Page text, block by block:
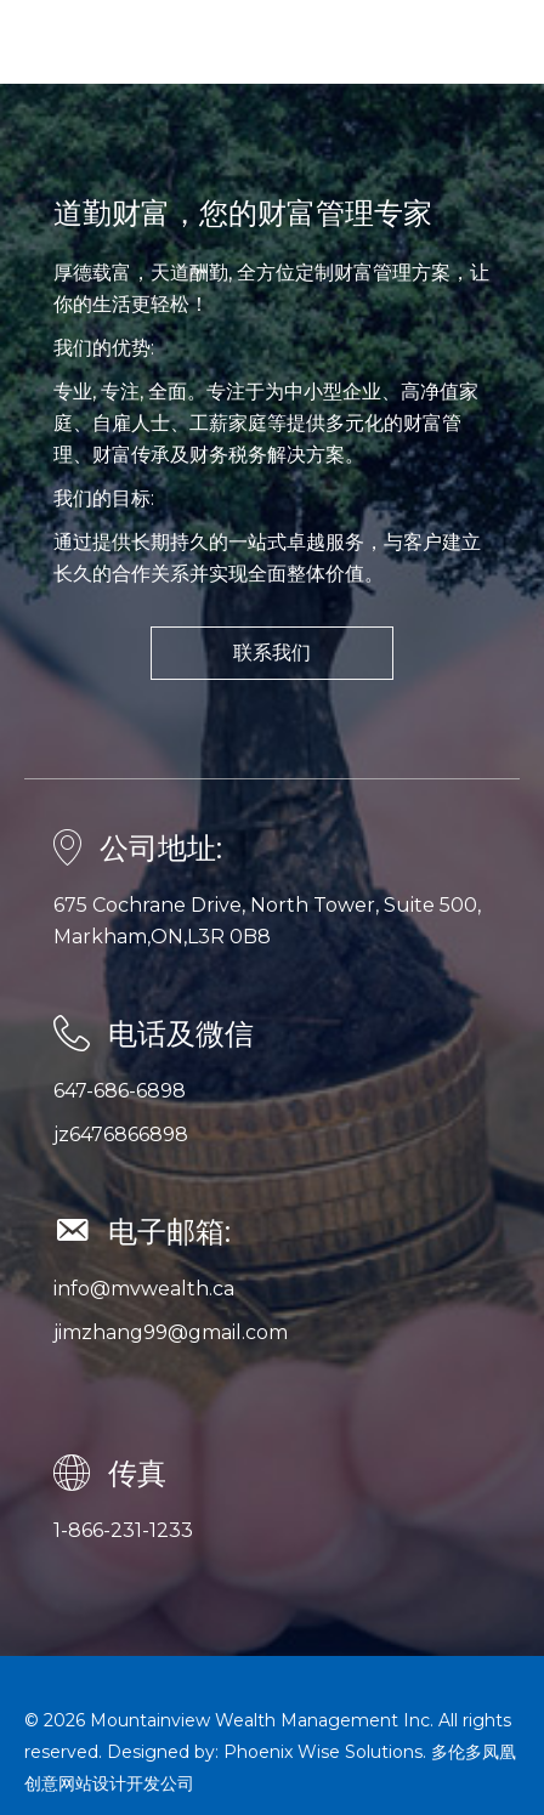
道勤财富，您的财富管理专家
厚德载富，天道酬勤, 全方位定制财富管理方案，让
你的生活更轻松！
我们的优势:
专业, 专注, 全面。专注于为中小型企业、高净值家
庭、自雇人士、工薪家庭等提供多元化的财富管
理、财富传承及财务税务解决方案。
我们的目标:
通过提供长期持久的一站式卓越服务，与客户建立
长久的合作关系并实现全面整体价值。
联系我们
公司地址:
675 Cochrane Drive, North Tower, Suite 500,
Markham,ON,L3R 0B8
电话及微信
647-686-6898
jz6476866898
电子邮箱:
info@mvwealth.ca
jimzhang99@gmail.com
传真
1-866-231-1233
© 2026 Mountainview Wealth Management Inc. All rights
reserved. Designed by: Phoenix Wise Solutions. 多伦多凤凰
创意网站设计开发公司